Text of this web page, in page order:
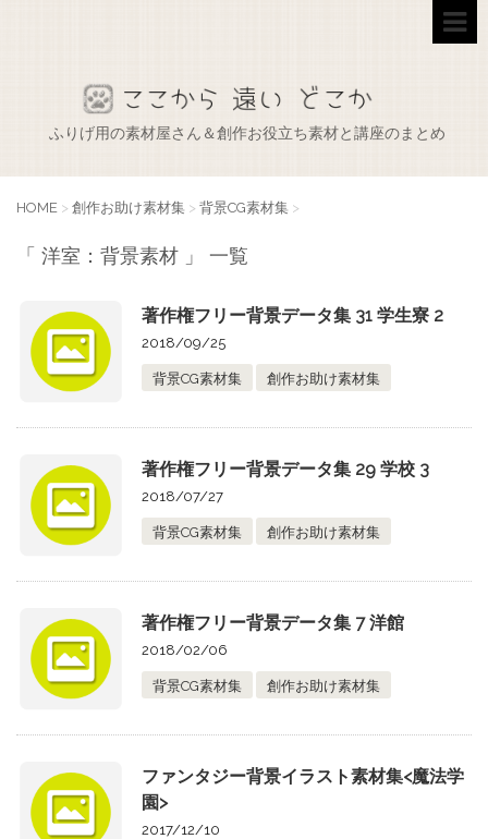
ふりげ用の素材屋さん＆創作お役立ち素材と講座のまとめ
HOME > 創作お助け素材集 > 背景CG素材集 >
「 洋室：背景素材 」 一覧
著作権フリー背景データ集 31 学生寮 2
2018/09/25
背景CG素材集 創作お助け素材集
著作権フリー背景データ集 29 学校 3
2018/07/27
背景CG素材集 創作お助け素材集
著作権フリー背景データ集 7 洋館
2018/02/06
背景CG素材集 創作お助け素材集
ファンタジー背景イラスト素材集<魔法学
園>
2017/12/10